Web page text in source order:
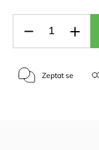
Zeptat se